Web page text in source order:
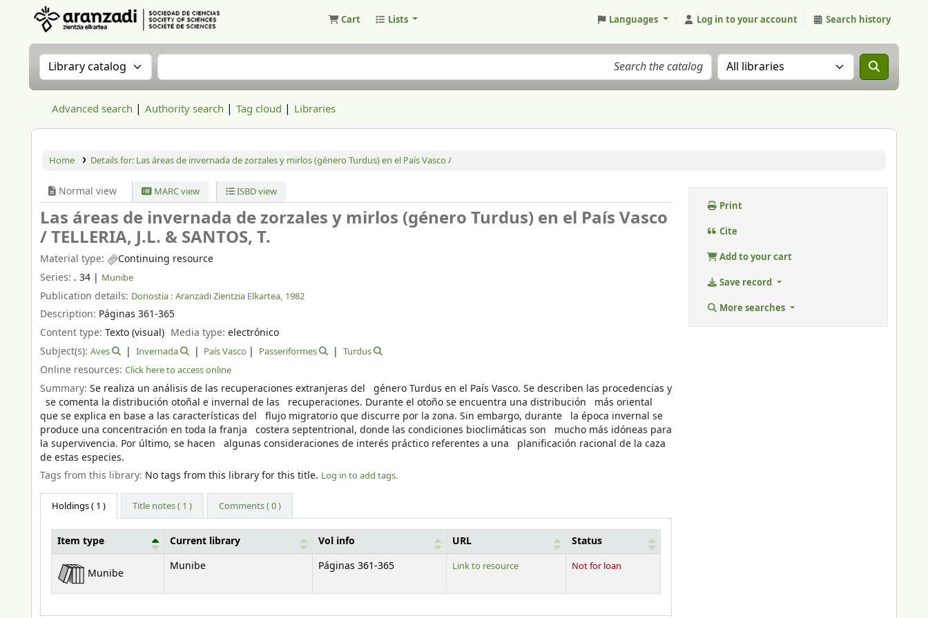
Cart Lists Languages Log in to your account Search history
Search the catalog by:Search the catalog Search the catalog in:
Advanced search Authority search Tag cloud Libraries
Home Details for: Las áreas de invernada de zorzales y mirlos (género Turdus) en el País Vasco /
Normal view MARC view ISBD view
Las áreas de invernada de zorzales y mirlos (género Turdus) en el País Vasco
/TELLERIA, J.L. & SANTOS, T.
Material type:
Continuing resource
Series: . 34 | Munibe
Publication details: Donostia : Aranzadi Zientzia Elkartea, 1982
Description: Páginas 361-365
Content type: Texto (visual) Media type:electrónico
Subject(s): Aves Invernada País Vasco Passeriformes Turdus
Online resources: Click here to access online
Summary: Se realiza un análisis de las recuperaciones extranjeras del género Turdus en el País Vasco. Se describen las procedencias y
se comenta la distribución otoñal e invernal de las recuperaciones. Durante el otoño se encuentra una distribución más oriental
que se explica en base a las características del flujo migratorio que discurre por la zona. Sin embargo, durante la época invernal se
produce una concentración en toda la franja costera septentrional, donde las condiciones bioclimáticas son mucho más idóneas para
la supervivencia. Por último, se hacen algunas consideraciones de interés práctico referentes a una planificación racional de la caza
de estas especies.
Tags from this library: No tags from this library for this title. Log in to add tags.
Holdings( 1 ) Title notes ( 1 ) Comments ( 0 )
Holdings
Item type Current library Vol info URL Status
Munibe
Munibe Páginas 361-365 Link to resource Not for loan
Print
Cite
Add to your cart
Save record
More searches